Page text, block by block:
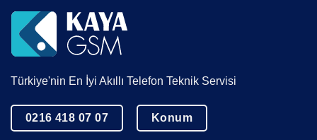
Türkiye'nin En İyi Akıllı Telefon Teknik Servisi
0216 418 07 07 Konum